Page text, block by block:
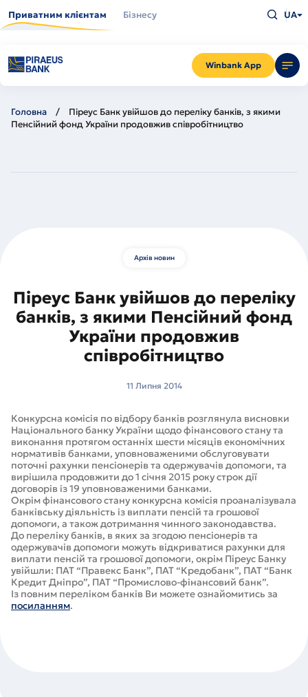
до
основного
Приватним клієнтам Бізнесу
Winbank App
що
Enter
UA
Головна
Піреус Банк увійшов до переліку банків, з якими
Пенсійний фонд України продовжив співробітництво
Архів новин
Піреус Банк увійшов до переліку
банків, з якими Пенсійний фонд
України продовжив
співробітництво
11 Липня 2014
Конкурсна комісія по відбору банків розглянула висновки
Національного банку України щодо фінансового стану та
виконання протягом останніх шести місяців економічних
нормативів банками, уповноваженими обслуговувати
поточні рахунки пенсіонерів та одержувачів допомоги, та
вирішила продовжити до 1 січня 2015 року строк дії
договорів із 19 уповноваженими банками.
Окрім фінансового стану конкурсна комісія проаналізувала
банківську діяльність із виплати пенсій та грошової
допомоги, а також дотримання чинного законодавства.
До переліку банків, в яких за згодою пенсіонерів та
одержувачів допомоги можуть відкриватися рахунки для
виплати пенсій та грошової допомоги, окрім Піреус Банку
увійшли: ПАТ “Правекс Банк”, ПАТ “Кредобанк”, ПАТ “Банк
Кредит Дніпро”, ПАТ “Промислово-фінансовий банк”.
Із повним переліком банків Ви можете ознайомитись за
посиланням.